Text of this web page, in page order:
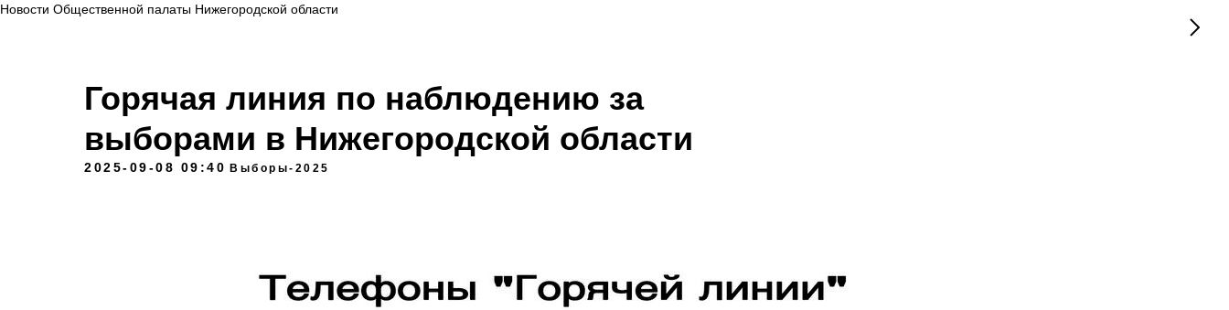
Новости Общественной палаты Нижегородской области
Горячая линия по наблюдению за
выборами в Нижегородской области
2025-09-08 09:40 Выборы-2025